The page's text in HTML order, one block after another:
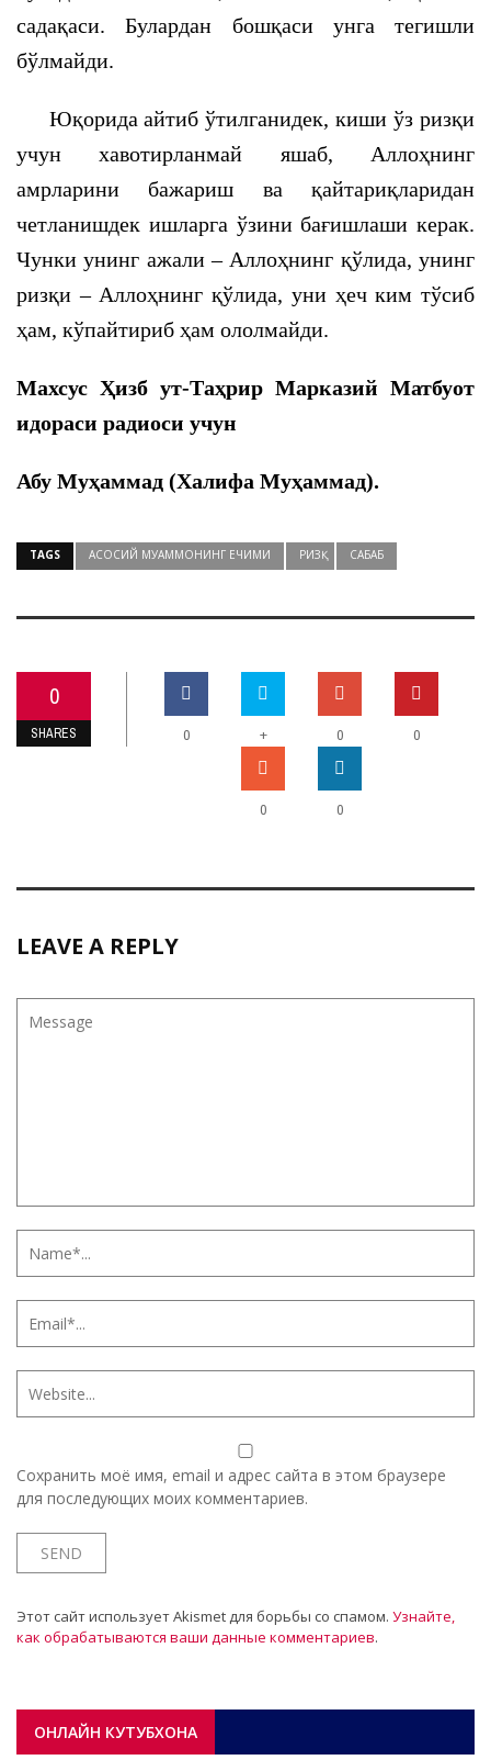
садақаси. Булардан бошқаси унга тегишли
бўлмайди.
Юқорида айтиб ўтилганидек, киши ўз ризқи
учун хавотирланмай яшаб, Аллоҳнинг
амрларини бажариш ва қайтариқларидан
четланишдек ишларга ўзини бағишлаши керак.
Чунки унинг ажали – Аллоҳнинг қўлида, унинг
ризқи – Аллоҳнинг қўлида, уни ҳеч ким тўсиб
ҳам, кўпайтириб ҳам ололмайди.
Махсус Ҳизб ут-Таҳрир Марказий Матбуот
идораси радиоси учун
Абу Муҳаммад (Халифа Муҳаммад).
TAGS АСОСИЙ МУАММОНИНГ ЕЧИМИ РИЗҚ САБАБ
0
SHARES 0 + 0 0
0 0
LEAVE A REPLY
Сохранить моё имя, email и адрес сайта в этом браузере
для последующих моих комментариев.
Этот сайт использует Akismet для борьбы со спамом. Узнайте,
как обрабатываются ваши данные комментариев.
ОНЛАЙН КУТУБХОНА